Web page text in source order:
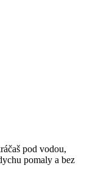
pod vodou,
pomaly a bez